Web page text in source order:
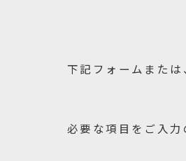
下記フォームまた
必要な項目をご入